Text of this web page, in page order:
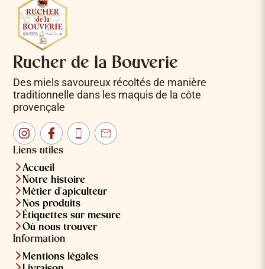
Rucher de la Bouverie
Des miels savoureux récoltés de manière
traditionnelle dans les maquis de la côte
provençale
InstagramFacebookTéléphone
Email
Liens utiles
Accueil
Notre histoire
Métier d'apiculteur
Nos produits
Étiquettes sur mesure
Où nous trouver
Information
Mentions légales